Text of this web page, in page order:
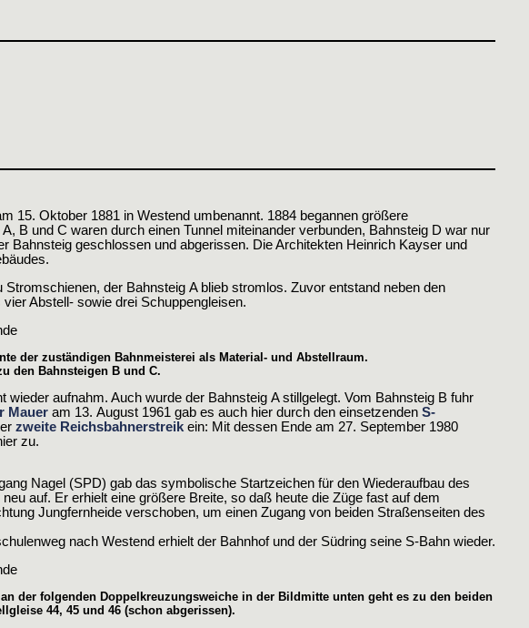
15. Oktober 1881 in Westend umbenannt. 1884 begannen größere
B und C waren durch einen Tunnel miteinander verbunden, Bahnsteig D war nur
geschlossen und abgerissen. Die Architekten Heinrich Kayser und
der Bahnsteig A blieb stromlos. Zuvor entstand neben den
Abstell- sowie drei Schuppengleisen.
der zuständigen Bahnmeisterei als Material- und Abstellraum.
den Bahnsteigen B und C.
aufnahm. Auch wurde der Bahnsteig A stillgelegt. Vom Bahnsteig B fuhr
Mauer am 13. August 1961 gab es auch hier durch den einsetzenden S-
zweite Reichsbahnerstreik ein: Mit dessen Ende am 27. September 1980
zu.
Nagel (SPD) gab das symbolische Startzeichen für den Wiederaufbau des
auf. Er erhielt eine größere Breite, so daß heute die Züge fast auf dem
Jungfernheide verschoben, um einen Zugang von beiden Straßenseiten des
nach Westend erhielt der Bahnhof und der Südring seine S-Bahn wieder.
der folgenden Doppelkreuzungsweiche in der Bildmitte unten geht es zu den beiden
44, 45 und 46 (schon abgerissen).